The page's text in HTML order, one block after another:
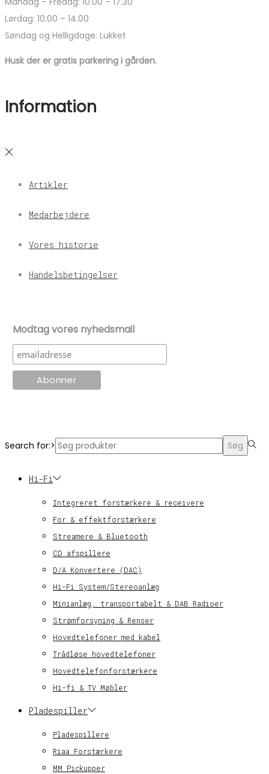
Lørdag: 10.00 – 14.00
Søndag og Helligdage: Lukket
Husk der er gratis parkering i gården.
Information
Artikler
Medarbejdere
Vores historie
Handelsbetingelser
Modtag vores nyhedsmail
Search for:> Søg
Hi-Fi
Integreret forstærkere & receivere
For & effektforstærkere
Streamere & Bluetooth
CD afspillere
D/A Konvertere (DAC)
Hi-Fi System/Stereoanlæg
Minianlæg, transportabelt & DAB Radioer
Strømforsyning & Renser
Hovedtelefoner med kabel
Trådløse hovedtelefoner
Hovedtelefonforstærkere
Hi-fi & TV Møbler
Pladespiller
Pladespillere
Riaa Forstærkere
MM Pickupper